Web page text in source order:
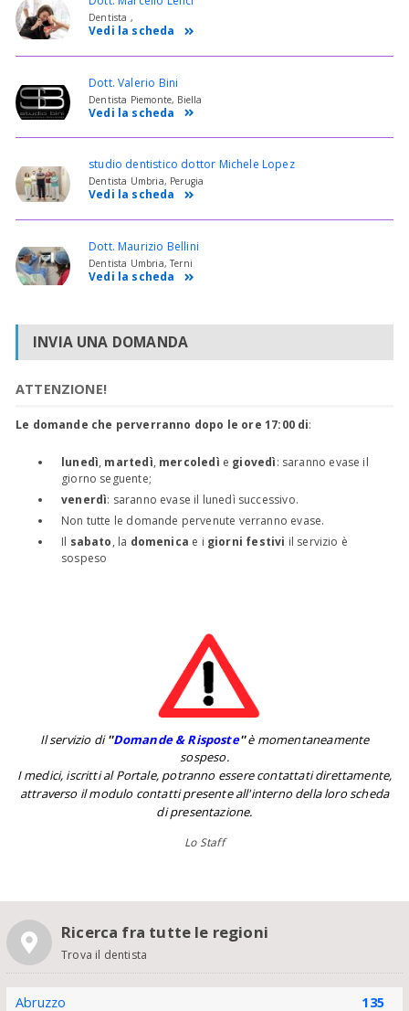
Dentista ,
Vedi la scheda
Dott. Valerio Bini
Dentista Piemonte, Biella
Vedi la scheda
studio dentistico dottor Michele Lopez
Dentista Umbria, Perugia
Vedi la scheda
Dott. Maurizio Bellini
Dentista Umbria, Terni
Vedi la scheda
INVIA UNA DOMANDA
ATTENZIONE!
Le domande che perverranno dopo le ore 17:00 di:
lunedì, martedì, mercoledì e giovedì: saranno evase il
giorno seguente;
venerdì: saranno evase il lunedì successivo.
Non tutte le domande pervenute verranno evase.
Il sabato, la domenica e i giorni festivi il servizio è
sospeso
Il servizio di''Domande & Risposte''è momentaneamente
sospeso.
I medici, iscritti al Portale, potranno essere contattati direttamente,
attraverso il modulo contatti presente all'interno della loro scheda
di presentazione.
Lo Staff
Ricerca fra tutte le regioni
Trova il dentista
Abruzzo 135